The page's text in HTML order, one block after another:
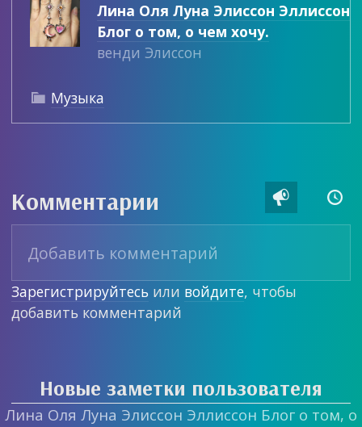
Лина Оля Луна Элиссон Эллиссон
Блог о том, о чем хочу.
венди Элиссон
 Музыка
Комментарии  
Зарегистрируйтесь или войдите, чтобы
добавить комментарий
Новые заметки пользователя
Лина Оля Луна Элиссон Эллиссон Блог о том, о